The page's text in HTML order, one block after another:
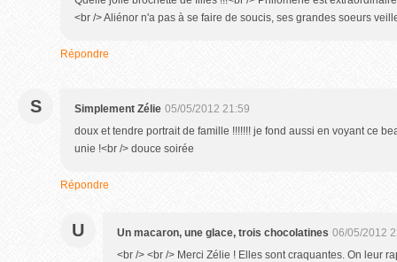
<br /> Aliénor n'a pas à se faire de soucis, ses grandes soeurs
Répondre
S Simplement Zélie 05/05/2012 21:59
doux et tendre portrait de famille !!!!!!! je fond aussi en voyant ce
unie !<br /> douce soirée
Répondre
U Un macaron, une glace, trois chocolatines 06/05/2012
<br /> <br /> Merci Zélie ! Elles sont craquantes. On leur